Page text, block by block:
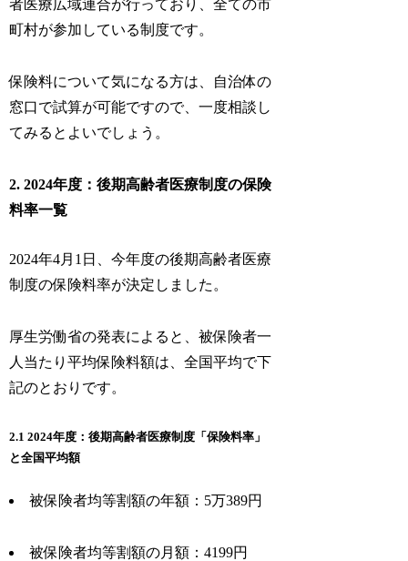
者医療広域連合が行っており、全ての市
町村が参加している制度です。
保険料について気になる方は、自治体の
窓口で試算が可能ですので、一度相談し
てみるとよいでしょう。
2. 2024年度：後期高齢者医療制度の保険
料率一覧
2024年4月1日、今年度の後期高齢者医療
制度の保険料率が決定しました。
厚生労働省の発表によると、被保険者一
人当たり平均保険料額は、全国平均で下
記のとおりです。
2.1 2024年度：後期高齢者医療制度「保険料率」
と全国平均額
被保険者均等割額の年額：5万389円
被保険者均等割額の月額：4199円